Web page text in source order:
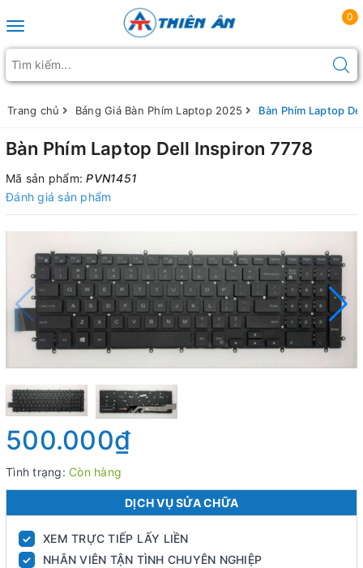
Toggle navigation
0
Trang chủ Bảng Giá Bàn Phím Laptop 2025 Bàn Phím Laptop
Bàn Phím Laptop Dell Inspiron 7778
Mã sản phẩm:PVN1451
Đánh giá sản phẩm
500.000₫
Tình trạng: Còn hàng
DỊCH VỤ SỬA CHỮA
✓ XEM TRỰC TIẾP LẤY LIỀN
✓ NHÂN VIÊN TẬN TÌNH CHUYÊN NGHIỆP